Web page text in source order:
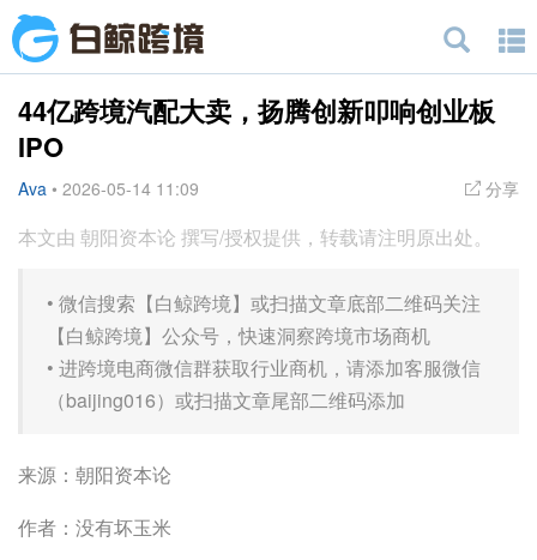
44亿跨境汽配大卖，扬腾创新叩响创业板
IPO
Ava • 2026-05-14 11:09 分享
本文由 朝阳资本论 撰写/授权提供，转载请注明原出处。
• 微信搜索【白鲸跨境】或扫描文章底部二维码关注
【白鲸跨境】公众号，快速洞察跨境市场商机
• 进跨境电商微信群获取行业商机，请添加客服微信
（baijing016）或扫描文章尾部二维码添加
来源：朝阳资本论
作者：没有坏玉米